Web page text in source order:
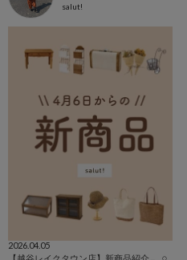
salut!
2026.04.05
【越谷レイクタウン店】新商品紹介𓂃𓈒𓏸